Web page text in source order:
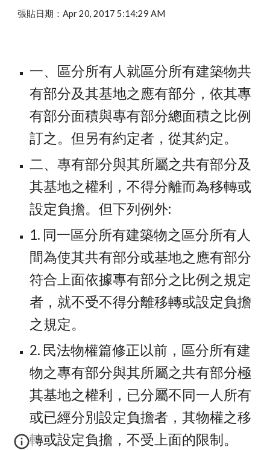
張貼日期：Apr 20, 2017 5:14:29 AM
一、區分所有人就區分所有建築物共
有部分及其基地之應有部分，依其專
有部分面積與專有部分總面積之比例
訂之。但另有約定者，從其約定。
二、專有部分與其所屬之共有部分及
其基地之權利，不得分離而為移轉或
設定負擔。但下列例外:
1. 同一區分所有建築物之區分所有人
間為使其共有部分或基地之應有部分
符合上面依據專有部分之比例之規定
者，就不受不得分離移轉或設定負擔
之規定。
2. 民法物權篇修正以前，區分所有建
物之專有部分與其所屬之共有部分極
其基地之權利，已分屬不同一人所有
或已經分別設定負擔者，其物權之移
轉或設定負擔，不受上面的限制。